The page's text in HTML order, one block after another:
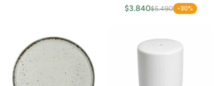
$3.840$5.490 -30%